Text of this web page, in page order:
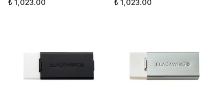
₺ 1,023.00 ₺ 1,023.00